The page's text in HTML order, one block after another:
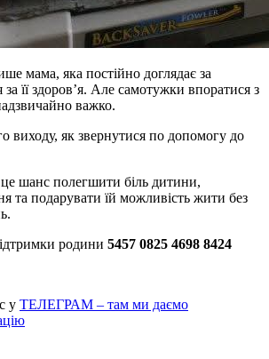
мама, яка постійно доглядає за
її здоров’я. Але самотужки впоратися з
важко.
виходу, як звернутися по допомогу до
шанс полегшити біль дитини,
та подарувати їй можливість жити без
родини 5457 0825 4698 8424
у ТЕЛЕГРАМ – там ми даємо